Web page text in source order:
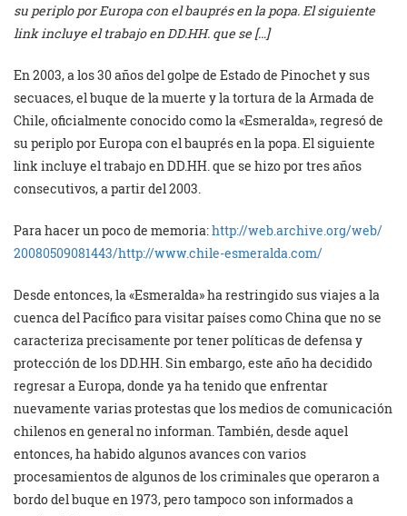
su periplo por Europa con el bauprés en la popa. El siguiente
link incluye el trabajo en DD.HH. que se […]
En 2003, a los 30 años del golpe de Estado de Pinochet y sus
secuaces, el buque de la muerte y la tortura de la Armada de
Chile, oficialmente conocido como la «Esmeralda», regresó de
su periplo por Europa con el bauprés en la popa. El siguiente
link incluye el trabajo en DD.HH. que se hizo por tres años
consecutivos, a partir del 2003.
Para hacer un poco de memoria:http://web.archive.org/web/
20080509081443/http://www.chile-esmeralda.com/
Desde entonces, la «Esmeralda» ha restringido sus viajes a la
cuenca del Pacífico para visitar países como China que no se
caracteriza precisamente por tener políticas de defensa y
protección de los DD.HH. Sin embargo, este año ha decidido
regresar a Europa, donde ya ha tenido que enfrentar
nuevamente varias protestas que los medios de comunicación
chilenos en general no informan. También, desde aquel
entonces, ha habido algunos avances con varios
procesamientos de algunos de los criminales que operaron a
bordo del buque en 1973, pero tampoco son informados a